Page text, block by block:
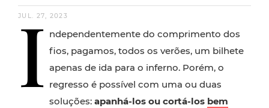
JUL. 27, 2023
I ndependentemente do comprimento dos
fios, pagamos, todos os verões, um bilhete
apenas de ida para o inferno. Porém, o
regresso é possível com uma ou duas
soluções: apanhá-los ou cortá-los bem